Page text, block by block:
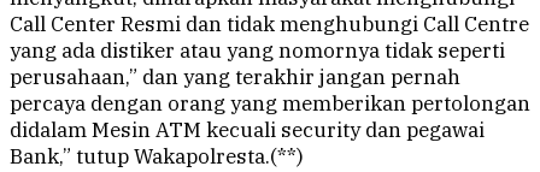
Call Center Resmi dan tidak menghubungi Call Centre
yang ada distiker atau yang nomornya tidak seperti
perusahaan,” dan yang terakhir jangan pernah
percaya dengan orang yang memberikan pertolongan
didalam Mesin ATM kecuali security dan pegawai
Bank,” tutup Wakapolresta.(**)